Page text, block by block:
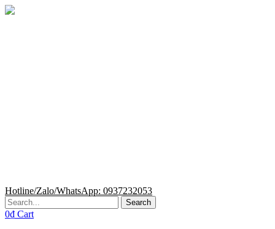
Hotline/Zalo/WhatsApp: 0937232053
Search
0₫ Cart